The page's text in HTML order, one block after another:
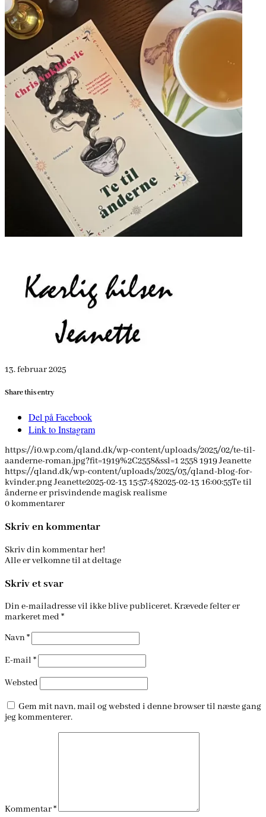
13. februar 2025
Share this entry
Del på Facebook
Link to Instagram
https://i0.wp.com/qland.dk/wp-content/uploads/2025/02/te-til-
aanderne-roman.jpg?fit=1919%2C2558&ssl=1 25581919Jeanette
https://qland.dk/wp-content/uploads/2025/03/qland-blog-for-
kvinder.pngJeanette2025-02-13 15:57:482025-02-13 16:00:55Te til
ånderne er prisvindende magisk realisme
0kommentarer
Skriv en kommentar
Skriv din kommentar her!
Alle er velkomne til at deltage
Skriv et svar
Din e-mailadresse vil ikke blive publiceret.Krævede felter er
markeret med *
Navn*
E-mail *
Websted
Gem mit navn, mail og websted i denne browser til næste gang
jeg kommenterer.
Kommentar*